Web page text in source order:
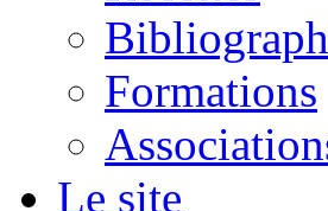
Formations
Le site